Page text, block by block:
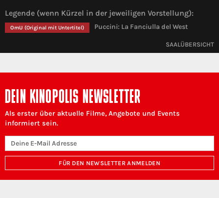
Legende (wenn Kürzel in der jeweiligen Vorstellung):
OmU (Original mit Untertitel) Puccini: La Fanciulla del West
SAALÜBERSICHT
DEIN KINOPOLIS NEWSLETTER
Als erster über aktuelle Filme, Angebote und Events
informiert sein.
FÜR DEN NEWSLETTER ANMELDEN